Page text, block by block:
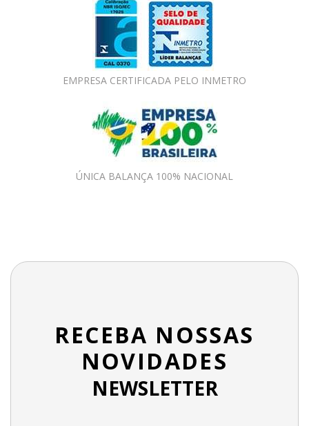
EMPRESA CERTIFICADA PELO INMETRO
ÚNICA BALANÇA 100% NACIONAL
RECEBA NOSSAS
NOVIDADES
NEWSLETTER